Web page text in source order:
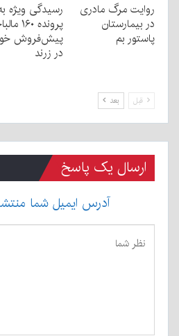
روایت مرگ مادری
در بیمارستان
پاستور بم
رسیدگی ویژه
پرونده
پیش‌فروش
در زرند
قبل بعد
ارسال یک پاسخ
آدرس ایمیل شما